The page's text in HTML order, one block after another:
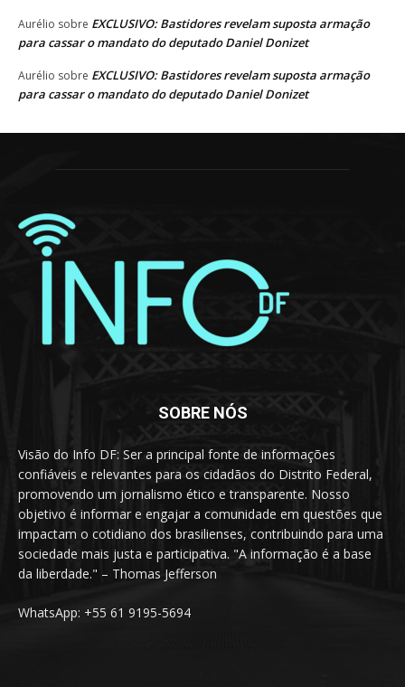
Aurélio sobre EXCLUSIVO: Bastidores revelam suposta armação
para cassar o mandato do deputado Daniel Donizet
Aurélio sobre EXCLUSIVO: Bastidores revelam suposta armação
para cassar o mandato do deputado Daniel Donizet
SOBRE NÓS
Visão do Info DF: Ser a principal fonte de informações
confiáveis e relevantes para os cidadãos do Distrito Federal,
promovendo um jornalismo ético e transparente. Nosso
objetivo é informar e engajar a comunidade em questões que
impactam o cotidiano dos brasilienses, contribuindo para uma
sociedade mais justa e participativa. "A informação é a base
da liberdade." – Thomas Jefferson
WhatsApp: +55 61 9195-5694